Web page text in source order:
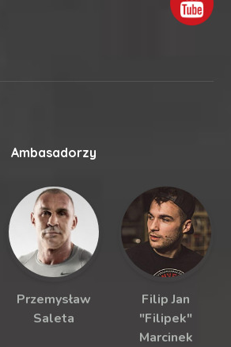
Ambasadorzy
Przemysław
Saleta
Filip Jan
"Filipek"
Marcinek